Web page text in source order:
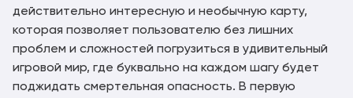
действительно интересную и необычную карту,
которая позволяет пользователю без лишних
проблем и сложностей погрузиться в удивительный
игровой мир, где буквально на каждом шагу будет
поджидать смертельная опасность. В первую